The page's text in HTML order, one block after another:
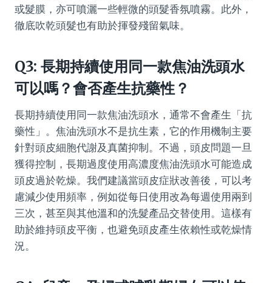
或髮膜，亦可噴灑一些輕微的頭髮香氛噴霧。此外，
徹底吹乾頭髮也有助於揮發殘留氣味。
Q3: 長期持續使用同一款焦油洗頭水
可以嗎？會否產生抗藥性？
長期持續使用同一款焦油洗頭水，通常不會產生「抗
藥性」。焦油洗頭水不是抗生素，它的作用機制主要
針對頭皮細胞代謝及真菌抑制。不過，頭皮問題一旦
獲得控制，長期過度使用高濃度焦油洗頭水可能造成
頭皮過於乾燥。我們建議當頭皮症狀改善後，可以考
慮減少使用頻率，例如從每日使用改為每週使用兩到
三次，甚至與其他溫和的洗髮產品交替使用。這樣有
助於維持頭皮平衡，也避免頭皮產生依賴性或乾燥情
況。